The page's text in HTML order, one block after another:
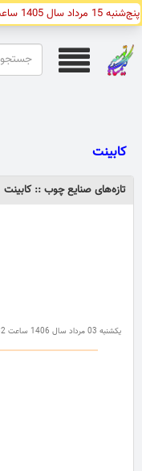
پنج‌شنبه 15 مرداد سال 1405 ساعت 17:23
کابینت
تازه‌های صنایع چوب :: کابینت
یکشنبه 03 مرداد سال 1406 ساعت 20:32